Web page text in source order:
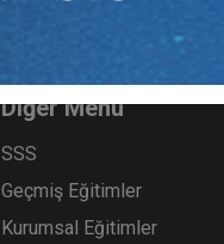
Diğer Menü
SSS
Geçmiş Eğitimler
Kurumsal Eğitimler